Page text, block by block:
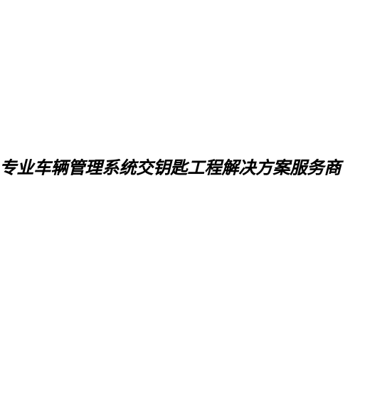
专业车辆管理系统交钥匙工程解决方案服务商